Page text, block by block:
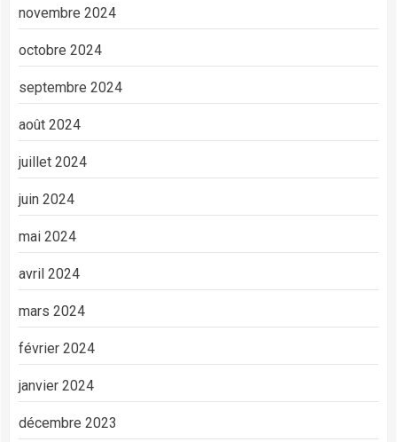
novembre 2024
octobre 2024
septembre 2024
août 2024
juillet 2024
juin 2024
mai 2024
avril 2024
mars 2024
février 2024
janvier 2024
décembre 2023